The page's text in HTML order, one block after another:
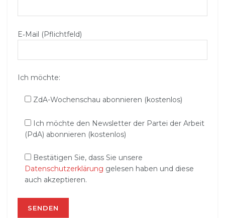
E‑Mail (Pflichtfeld)
Ich möchte:
ZdA-Wochenschau abonnieren (kostenlos)
Ich möchte den Newsletter der Partei der Arbeit
(PdA) abonnieren (kostenlos)
Bestätigen Sie, dass Sie unsere
Datenschutzerklärung gelesen haben und diese
auch akzeptieren.